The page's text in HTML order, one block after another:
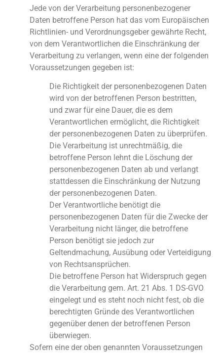
Jede von der Verarbeitung personenbezogener
Daten betroffene Person hat das vom Europäischen
Richtlinien- und Verordnungsgeber gewährte Recht,
von dem Verantwortlichen die Einschränkung der
Verarbeitung zu verlangen, wenn eine der folgenden
Voraussetzungen gegeben ist:
Die Richtigkeit der personenbezogenen Daten
wird von der betroffenen Person bestritten,
und zwar für eine Dauer, die es dem
Verantwortlichen ermöglicht, die Richtigkeit
der personenbezogenen Daten zu überprüfen.
Die Verarbeitung ist unrechtmäßig, die
betroffene Person lehnt die Löschung der
personenbezogenen Daten ab und verlangt
stattdessen die Einschränkung der Nutzung
der personenbezogenen Daten.
Der Verantwortliche benötigt die
personenbezogenen Daten für die Zwecke der
Verarbeitung nicht länger, die betroffene
Person benötigt sie jedoch zur
Geltendmachung, Ausübung oder Verteidigung
von Rechtsansprüchen.
Die betroffene Person hat Widerspruch gegen
die Verarbeitung gem. Art. 21 Abs. 1 DS-GVO
eingelegt und es steht noch nicht fest, ob die
berechtigten Gründe des Verantwortlichen
gegenüber denen der betroffenen Person
überwiegen.
Sofern eine der oben genannten Voraussetzungen